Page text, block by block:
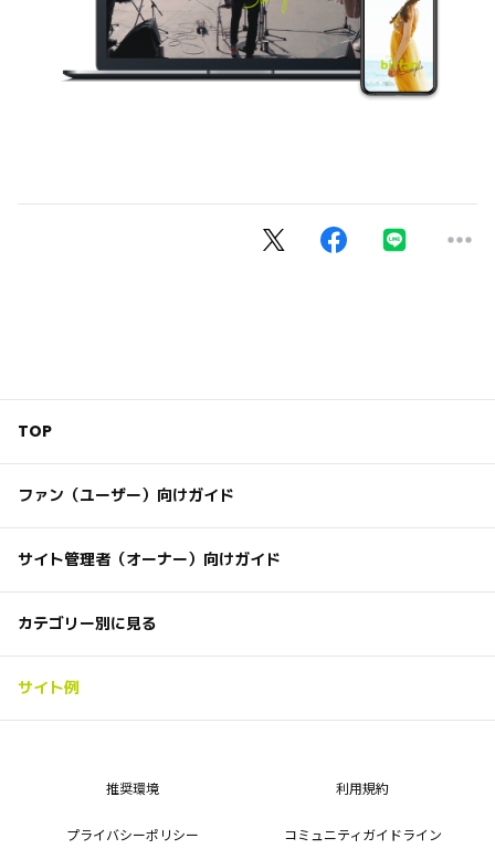
TOP
ファン（ユーザー）向けガイド
サイト管理者（オーナー）向けガイド
カテゴリー別に見る
サイト例
推奨環境 利用規約
プライバシーポリシー コミュニティガイドライン